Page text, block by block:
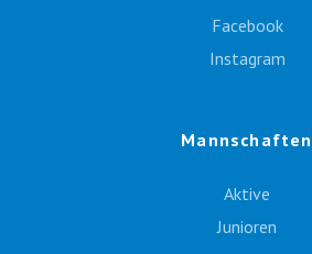
Facebook
Instagram
Mannschaften
Aktive
Junioren